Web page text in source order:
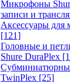
Микрофоны
записи и
Аксессуары для
[121]
Головные и
Shure DuraPlex
TwinPlex [25]